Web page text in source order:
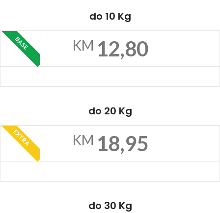
do 10 Kg
BASE KM 12,80
do 20 Kg
EXTRA KM 18,95
do 30 Kg